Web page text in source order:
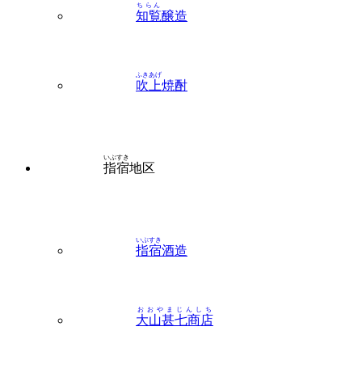
知覧
ちらん
醸造
吹上
ふきあげ
焼酎
指宿
いぶすき
地区
指宿
いぶすき
酒造
大山甚七商店
おおやまじんしち